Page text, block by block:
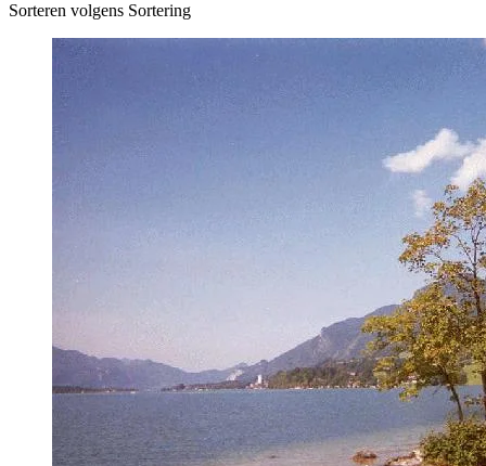
Sorteren volgens Sortering